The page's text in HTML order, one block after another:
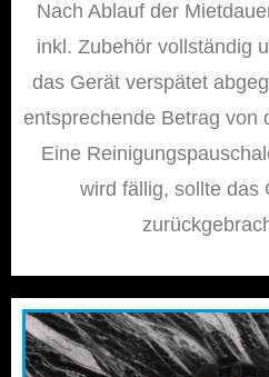
Nach Ablauf der
inkl. Zubehör vollständig
das Gerät verspätet
entsprechende Betrag von
Eine
wird fällig, sollte das